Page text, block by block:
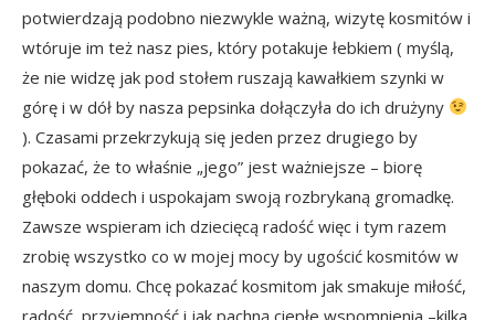
potwierdzają podobno niezwykle ważną, wizytę kosmitów i
wtóruje im też nasz pies, który potakuje łebkiem ( myślą,
że nie widzę jak pod stołem ruszają kawałkiem szynki w
górę i w dół by nasza pepsinka dołączyła do ich drużyny
). Czasami przekrzykują się jeden przez drugiego by
pokazać, że to właśnie „jego” jest ważniejsze – biorę
głęboki oddech i uspokajam swoją rozbrykaną gromadkę.
Zawsze wspieram ich dziecięcą radość więc i tym razem
zrobię wszystko co w mojej mocy by ugościć kosmitów w
naszym domu. Chcę pokazać kosmitom jak smakuje miłość,
radość, przyjemność i jak pachną ciepłe wspomnienia –kilka